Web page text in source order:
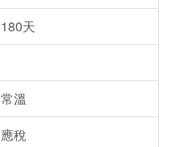
180天
常溫
應稅